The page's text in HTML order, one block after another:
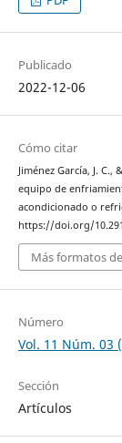
Publicado
2022-12-06
Cómo citar
Jiménez García, J.
equipo de
acondicionado o
https://doi.org/
Más formatos
Número
Vol. 11 Núm. 03
Sección
Artículos